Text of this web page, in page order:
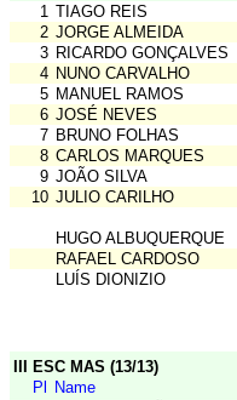
1 TIAGO REIS
2 JORGE ALMEIDA
3 RICARDO GONÇALVES
4 NUNO CARVALHO
5 MANUEL RAMOS
6 JOSÉ NEVES
7 BRUNO FOLHAS
8 CARLOS MARQUES
9 JOÃO SILVA
10 JULIO CARILHO
HUGO ALBUQUERQUE
RAFAEL CARDOSO
LUÍS DIONIZIO
III ESC MAS (13/13)
Pl
Name